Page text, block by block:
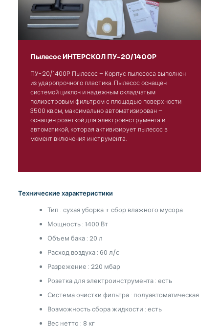
Пылесос ИНТЕРСКОЛ ПУ-20/1400Р
ПУ-20/1400Р Пылесос – Корпус пылесоса выполнен
из ударопрочного пластика. Пылесос оснащен
системой циклон и надежным складчатым
полиэстровым фильтром с площадью поверхности
3500 кв.см, максимально автоматизирован –
оснащен розеткой для электроинструмента и
автоматикой, которая активизирует пылесос в
момент включения инструмента.
Технические характеристики
Тип : сухая уборка + сбор влажного мусора
Мощность : 1400 Вт
Объем бака : 20 л
Расход воздуха : 60 л/с
Разрежение : 220 мбар
Розетка для электроинструмента : есть
Система очистки фильтра : полуавтоматическая
Возможность сбора жидкости : есть
Вес нетто : 8 кг